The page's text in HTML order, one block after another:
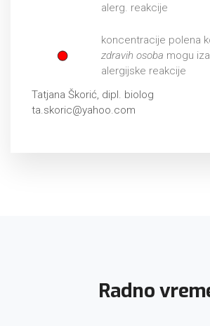
alerg. reakcije
koncentracije polena
zdravih osoba mogu
alergijske reakcije
Tatjana Škorić, dipl. biolog
ta.skoric@yahoo.com
Radno